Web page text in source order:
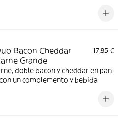
Bacon Cheddar
Grande
17,85 €
doble bacon y cheddar en pan
un complemento y bebida